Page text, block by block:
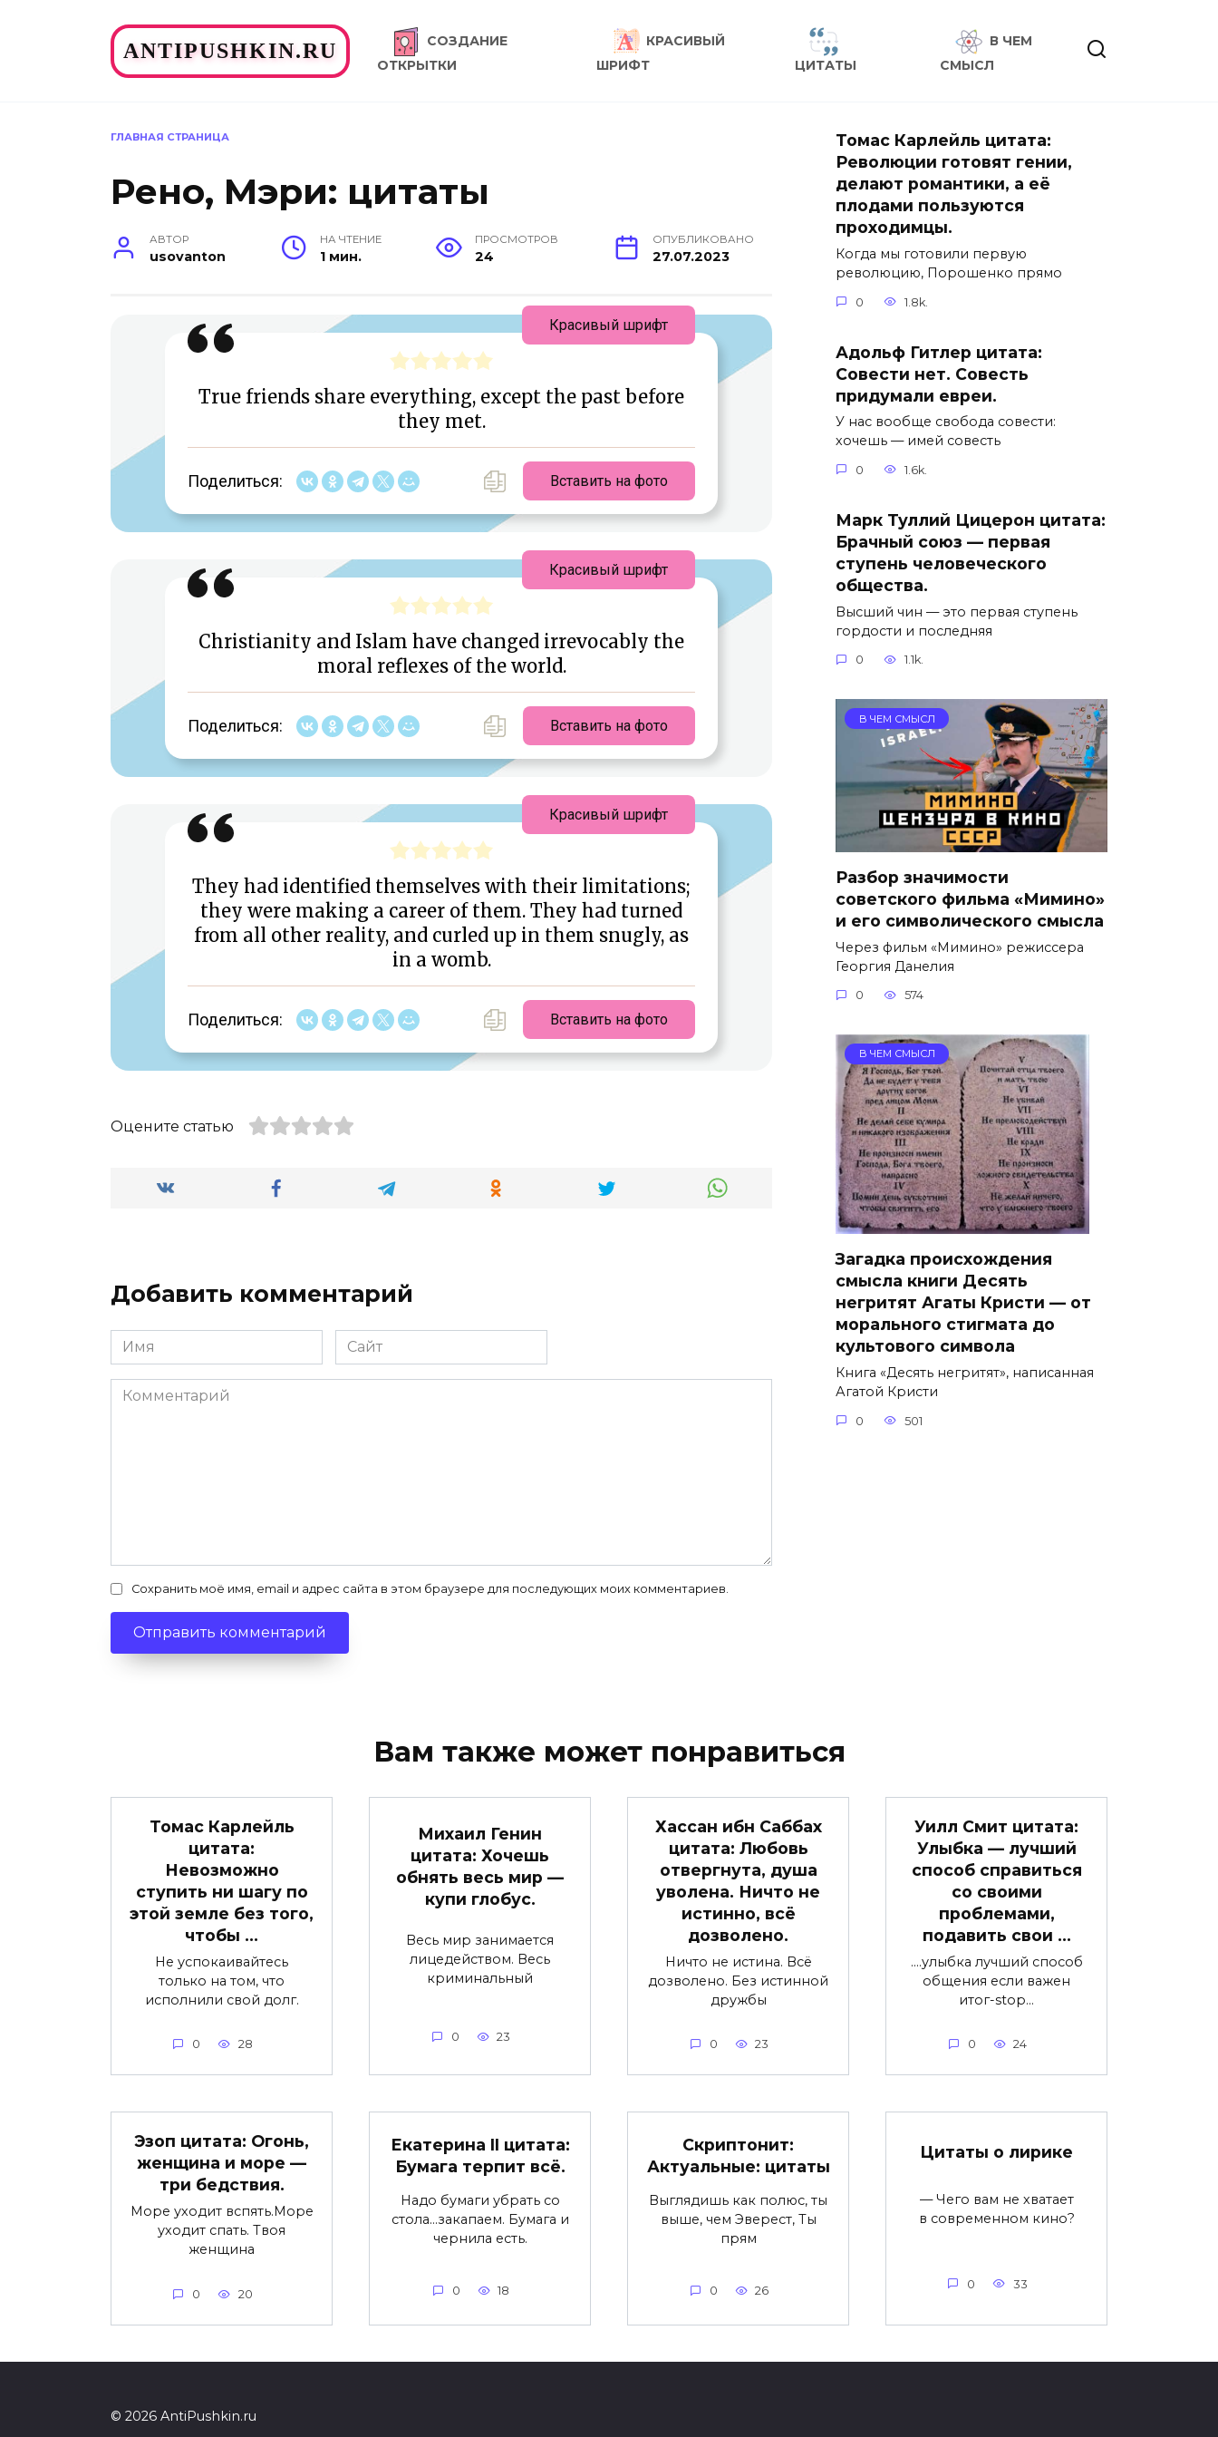
ANTIPUSHKIN.RU
СОЗДАНИЕ
ОТКРЫТКИ
КРАСИВЫЙ
ШРИФТ
ЦИТАТЫ
В ЧЕМ
СМЫСЛ
ГЛАВНАЯ СТРАНИЦА
Рено, Мэри: цитаты
АВТОР
usovanton
НА ЧТЕНИЕ
1 мин.
ПРОСМОТРОВ
24
ОПУБЛИКОВАНО
27.07.2023
True friends share everything, except the past before
they met.
Поделиться: Вставить на фото
Красивый шрифт
Christianity and Islam have changed irrevocably the
moral reflexes of the world.
Поделиться: Вставить на фото
Красивый шрифт
They had identified themselves with their limitations;
they were making a career of them. They had turned
from all other reality, and curled up in them snugly, as
in a womb.
Поделиться: Вставить на фото
Красивый шрифт
Оцените статью
Добавить комментарий
Имя
*
Сайт
Комментарий
Сохранить моё имя, email и адрес сайта в этом браузере для последующих моих комментариев.
Томас Карлейль цитата:
Революции готовят гении,
делают романтики, а её
плодами пользуются
проходимцы.
Когда мы готовили первую
революцию, Порошенко прямо
0 1.8k.
Адольф Гитлер цитата:
Совести нет. Совесть
придумали евреи.
У нас вообще свобода совести:
хочешь — имей совесть
0 1.6k.
Марк Туллий Цицерон цитата:
Брачный союз — первая
ступень человеческого
общества.
Высший чин — это первая ступень
гордости и последняя
0 1.1k.
В ЧЕМ СМЫСЛ
Разбор значимости
советского фильма «Мимино»
и его символического смысла
Через фильм «Мимино» режиссера
Георгия Данелия
0 574
В ЧЕМ СМЫСЛ
Загадка происхождения
смысла книги Десять
негритят Агаты Кристи — от
морального стигмата до
культового символа
Книга «Десять негритят», написанная
Агатой Кристи
0 501
Вам также может понравиться
Томас Карлейль
цитата:
Невозможно
ступить ни шагу по
этой земле без того,
чтобы …
Не успокаивайтесь
только на том, что
исполнили свой долг.
0 28
Михаил Генин
цитата: Хочешь
обнять весь мир —
купи глобус.
Весь мир занимается
лицедейством. Весь
криминальный
0 23
Хассан ибн Саббах
цитата: Любовь
отвергнута, душа
уволена. Ничто не
истинно, всё
дозволено.
Ничто не истина. Всё
дозволено. Без истинной
дружбы
0 23
Уилл Смит цитата:
Улыбка — лучший
способ справиться
со своими
проблемами,
подавить свои …
….улыбка лучший способ
общения если важен
итог-stop…
0 24
Эзоп цитата: Огонь,
женщина и море —
три бедствия.
Море уходит вспять.Море
уходит спать. Твоя
женщина
0 20
Екатерина II цитата:
Бумага терпит всё.
Надо бумаги убрать со
стола…закапаем. Бумага и
чернила есть.
0 18
Скриптонит:
Актуальные: цитаты
Выглядишь как полюс, ты
выше, чем Эверест, Ты
прям
0 26
Цитаты о лирике
— Чего вам не хватает
в современном кино?
0 33
© 2026 AntiPushkin.ru